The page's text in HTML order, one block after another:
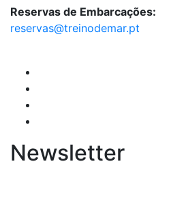
Reservas de Embarcações:
reservas@treinodemar.pt
Newsletter